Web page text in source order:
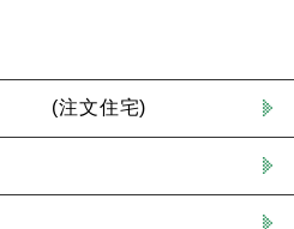
(注文住宅)